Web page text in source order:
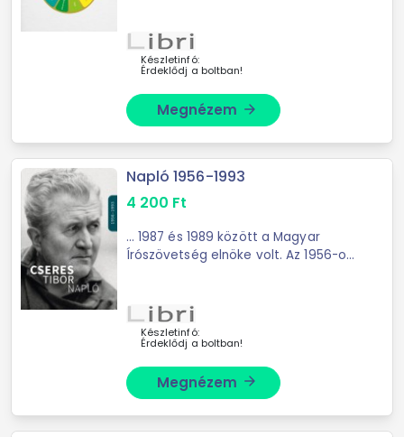
Készletinfó:
Érdeklődj a boltban!
Megnézem arrow_forward
Napló 1956-1993
4 200 Ft
... 1987 és 1989 között a Magyar
Írószövetség elnöke volt. Az 1956-os
rögzítette ...
Készletinfó:
Érdeklődj a boltban!
Megnézem arrow_forward